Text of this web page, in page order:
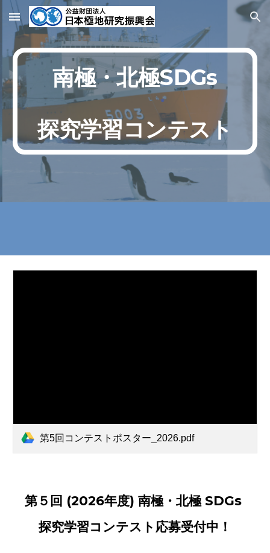
Skip to main content Skip to navigation
南極・北極SDGs
探究学習コンテスト
第5回コンテストポスター_2026.pdf
第５回 (2026年度) 南極・北極 SDGs
探究学習コンテスト 応募受付中！